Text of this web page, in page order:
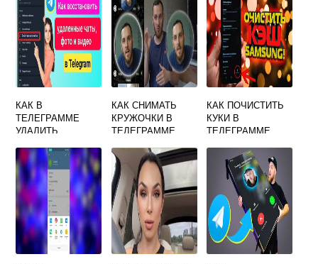
КАК В
ТЕЛЕГРАММЕ
УДАЛИТЬ
СООБЩЕНИЯ
КАК СНИМАТЬ
КРУЖОЧКИ В
ТЕЛЕГРАММЕ
ЗАДНЮЮ КАМЕРУ
КАК ПОЧИСТИТЬ
КУКИ В
ТЕЛЕГРАММЕ